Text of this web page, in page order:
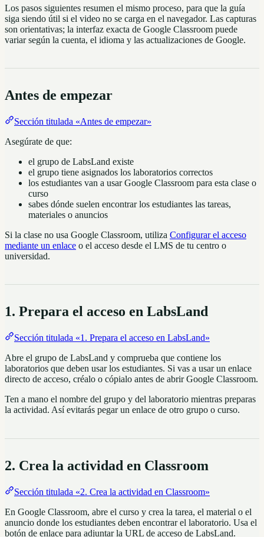
Los pasos siguientes resumen el mismo proceso, para que la guía
siga siendo útil si el video no se carga en el navegador. Las capturas
son orientativas; la interfaz exacta de Google Classroom puede
variar según la cuenta, el idioma y las actualizaciones de Google.
Antes de empezar
Sección titulada «Antes de empezar»
Asegúrate de que:
el grupo de LabsLand existe
el grupo tiene asignados los laboratorios correctos
los estudiantes van a usar Google Classroom para esta clase o
curso
sabes dónde suelen encontrar los estudiantes las tareas,
materiales o anuncios
Si la clase no usa Google Classroom, utiliza Configurar el acceso
mediante un enlace o el acceso desde el LMS de tu centro o
universidad.
1. Prepara el acceso en LabsLand
Sección titulada «1. Prepara el acceso en LabsLand»
Abre el grupo de LabsLand y comprueba que contiene los
laboratorios que deben usar los estudiantes. Si vas a usar un enlace
directo de acceso, créalo o cópialo antes de abrir Google Classroom.
Ten a mano el nombre del grupo y del laboratorio mientras preparas
la actividad. Así evitarás pegar un enlace de otro grupo o curso.
2. Crea la actividad en Classroom
Sección titulada «2. Crea la actividad en Classroom»
En Google Classroom, abre el curso y crea la tarea, el material o el
anuncio donde los estudiantes deben encontrar el laboratorio. Usa el
botón de enlace para adjuntar la URL de acceso de LabsLand.